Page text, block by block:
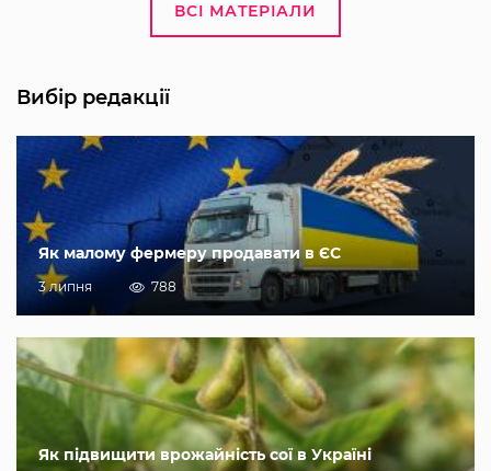
ВСІ МАТЕРІАЛИ
Вибір редакції
Як малому фермеру продавати в ЄС
3 липня 788
Як підвищити врожайність сої в Україні